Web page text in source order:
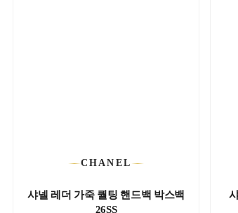
CHANEL
샤넬 레더 가죽 퀄팅 핸드백 박스백
26SS